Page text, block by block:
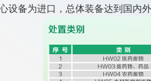
设备为进口，总体装备达到国内外